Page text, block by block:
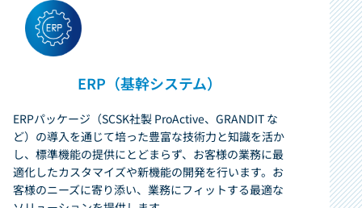
ERP（基幹システム）
ERPパッケージ（SCSK社製 ProActive、GRANDIT な
ど）の導入を通じて培った豊富な技術力と知識を活か
し、標準機能の提供にとどまらず、お客様の業務に最
適化したカスタマイズや新機能の開発を行います。お
客様のニーズに寄り添い、業務にフィットする最適な